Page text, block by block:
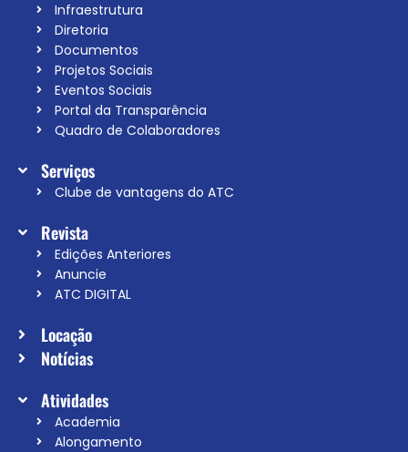
Infraestrutura
Diretoria
Documentos
Projetos Sociais
Eventos Sociais
Portal da Transparência
Quadro de Colaboradores
Serviços
Clube de vantagens do ATC
Revista
Edições Anteriores
Anuncie
ATC DIGITAL
Locação
Notícias
Atividades
Academia
Alongamento